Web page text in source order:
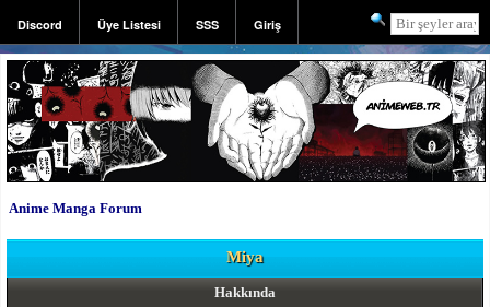
Discord Üye Listesi SSS Giriş
Kayıt
Anime Manga Forum
Miya
Hakkında